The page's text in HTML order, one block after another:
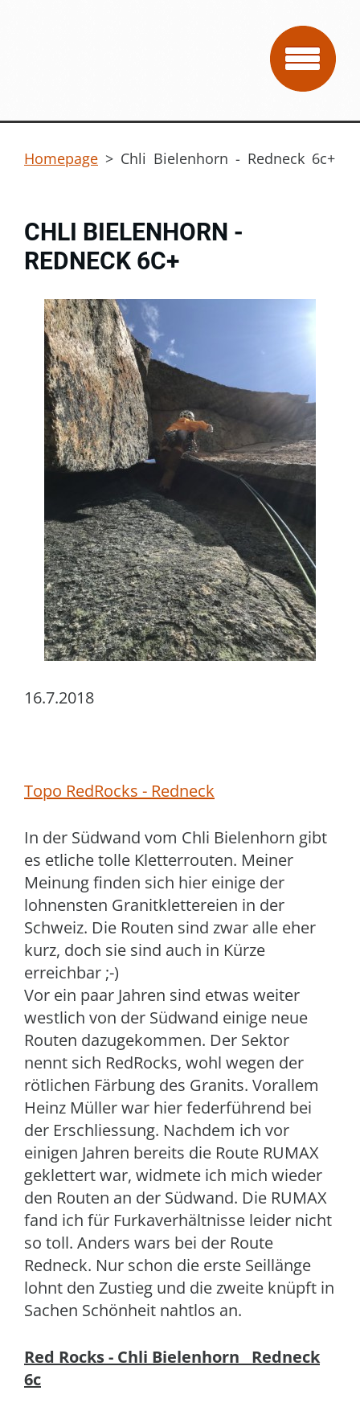
Homepage > Chli Bielenhorn - Redneck 6c+
CHLI BIELENHORN -
REDNECK 6C+
16.7.2018
Topo RedRocks - Redneck
In der Südwand vom Chli Bielenhorn gibt
es etliche tolle Kletterrouten. Meiner
Meinung finden sich hier einige der
lohnensten Granitklettereien in der
Schweiz. Die Routen sind zwar alle eher
kurz, doch sie sind auch in Kürze
erreichbar ;-)
Vor ein paar Jahren sind etwas weiter
westlich von der Südwand einige neue
Routen dazugekommen. Der Sektor
nennt sich RedRocks, wohl wegen der
rötlichen Färbung des Granits. Vorallem
Heinz Müller war hier federführend bei
der Erschliessung. Nachdem ich vor
einigen Jahren bereits die Route RUMAX
geklettert war, widmete ich mich wieder
den Routen an der Südwand. Die RUMAX
fand ich für Furkaverhältnisse leider nicht
so toll. Anders wars bei der Route
Redneck. Nur schon die erste Seillänge
lohnt den Zustieg und die zweite knüpft in
Sachen Schönheit nahtlos an.
Red Rocks - Chli Bielenhorn Redneck
6c